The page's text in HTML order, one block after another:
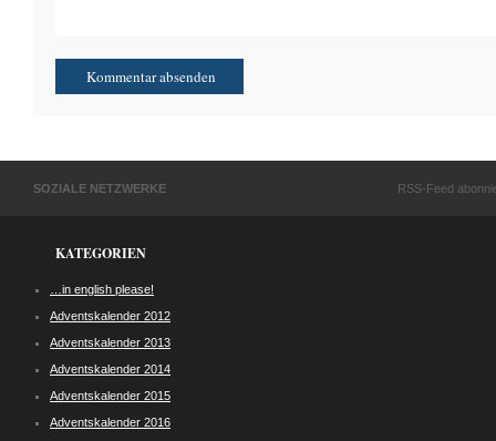
SOZIALE NETZWERKE RSS-Feed
KATEGORIEN
…in english please!
Adventskalender 2012
Adventskalender 2013
Adventskalender 2014
Adventskalender 2015
Adventskalender 2016